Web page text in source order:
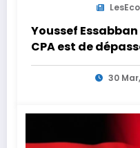
Youssef Essabban
CPA est de
traditionnels et
formation en30